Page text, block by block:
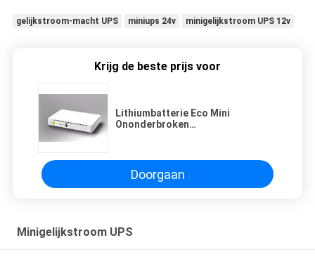
gelijkstroom-macht UPS miniups 24v minigelijkstroom UPS 12v
Krijg de beste prijs voor
Lithiumbatterie Eco Mini
Ononderbroken
Doorgaan
Minigelijkstroom UPS